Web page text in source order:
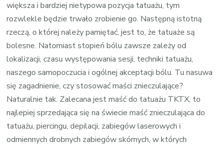
większa i bardziej nietypowa pozycja tatuażu, tym
rozwlekle będzie trwało zrobienie go. Następną istotną
rzeczą, o której należy pamiętać, jest to, że tatuaże są
bolesne. Natomiast stopień bólu zawsze zależy od
lokalizacji, czasu występowania sesji, techniki tatuażu,
naszego samopoczucia i ogólnej akceptacji bólu. Tu nasuwa
się zagadnienie, czy stosować maści znieczulające?
Naturalnie tak. Zalecana jest maść do tatuażu TKTX, to
najlepiej sprzedająca się na świecie maść znieczulająca do
tatuażu, piercingu, depilacji, zabiegów laserowych i
odmiennych drobnych zabiegów skórnych, w których